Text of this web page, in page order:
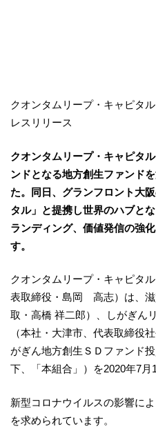
クオンタムリープ・キャピタ
レスリリース
クオンタムリープ・キャピタ
ンドとなる地方創生ファンド
た。同日、グランフロント大
タル」と提携し世界のハブと
ランディング、価値発信の強
す。
クオンタムリープ・キャピタ
表取締役・島岡 高志）は、
取・高橋 祥二郎）、しがぎん
（本社・大津市、代表取締役
がぎん地方創生ＳＤファンド
下、「本組合」）を2020年7月
新型コロナウイルスの影響に
を求められています。